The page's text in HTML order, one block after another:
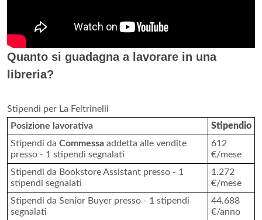
Quanto si guadagna a lavorare in una
libreria?
Stipendi per La Feltrinelli
Posizione lavorativa
Stipendio
Stipendi da Commessa addetta alle vendite
presso - 1 stipendi segnalati
612
€/mese
Stipendi da Bookstore Assistant presso - 1
stipendi segnalati
1.272
€/mese
Stipendi da Senior Buyer presso - 1 stipendi
segnalati
44.688
€/anno